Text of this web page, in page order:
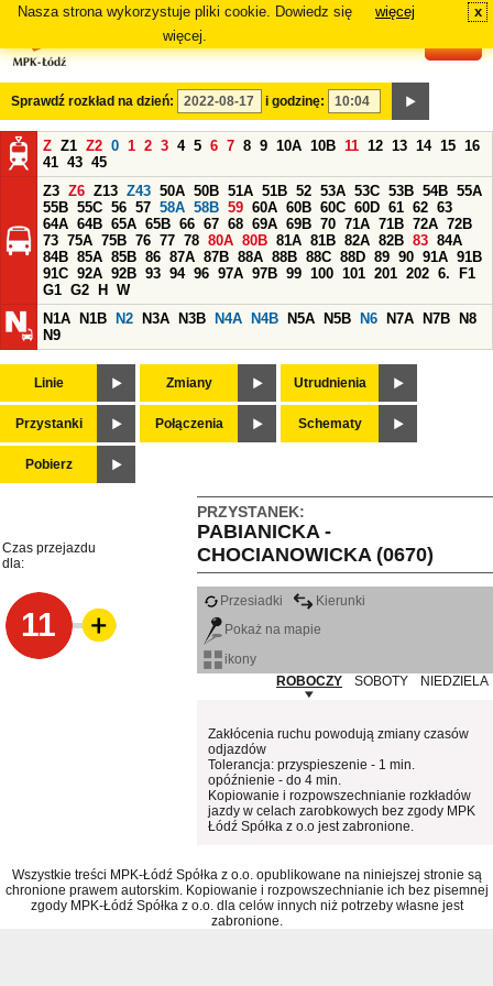
Nasza strona wykorzystuje pliki cookie. Dowiedz się
więcej.
więcej x
Sprawdź rozkład na dzień: i godzinę:
Z Z1 Z2 0 1 2 3 4 5 6 7 8 9 10A 10B 11 12 13 14 15 16
41 43 45
Z3 Z6 Z13 Z43 50A 50B 51A 51B 52 53A 53C 53B 54B 55A
55B 55C 56 57 58A 58B 59 60A 60B 60C 60D 61 62 63
64A 64B 65A 65B 66 67 68 69A 69B 70 71A 71B 72A 72B
73 75A 75B 76 77 78 80A 80B 81A 81B 82A 82B 83 84A
84B 85A 85B 86 87A 87B 88A 88B 88C 88D 89 90 91A 91B
91C 92A 92B 93 94 96 97A 97B 99 100 101 201 202 6.
F1
G1 G2 H
W
N1A
N1B N2 N3A N3B N4A N4B N5A N5B N6 N7A N7B
N8
N9
Linie Zmiany Utrudnienia
Przystanki Połączenia Schematy
Pobierz
PRZYSTANEK:
PABIANICKA -
CHOCIANOWICKA (0670)
Czas przejazdu
dla:
11
Przesiadki
Kierunki
Pokaż na mapie
ikony
ROBOCZY
SOBOTY NIEDZIELA
Zakłócenia ruchu powodują zmiany czasów
odjazdów
Tolerancja: przyspieszenie - 1 min.
opóźnienie - do 4 min.
Kopiowanie i rozpowszechnianie rozkładów
jazdy w celach zarobkowych bez zgody MPK
Łódź Spółka z o.o jest zabronione.
Wszystkie treści MPK-Łódź Spółka z o.o. opublikowane na niniejszej stronie są
chronione prawem autorskim. Kopiowanie i rozpowszechnianie ich bez pisemnej
zgody MPK-Łódź Spółka z o.o. dla celów innych niż potrzeby własne jest
zabronione.